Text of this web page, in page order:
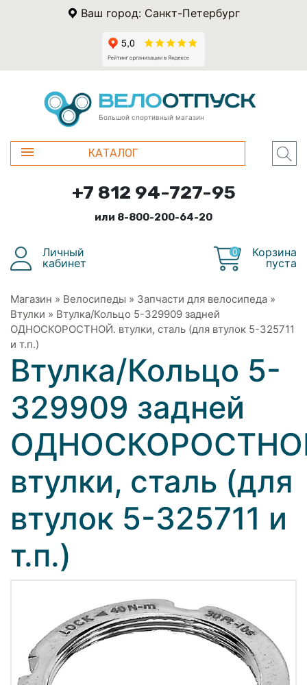
Ваш город: Санкт-Петербург
Большой спортивный магазин
КАТАЛОГ
+7 812 94-727-95
или 8-800-200-64-20
Личный
кабинет
0
Корзина
пуста
Магазин » Велосипеды » Запчасти для велосипеда »
Втулки » Втулка/Кольцо 5-329909 задней
ОДНОСКОРОСТНОЙ. втулки, сталь (для втулок 5-325711
и т.п.)
Втулка/Кольцо 5-
329909 задней
втулки, сталь (для
втулок 5-325711 и
т.п.)